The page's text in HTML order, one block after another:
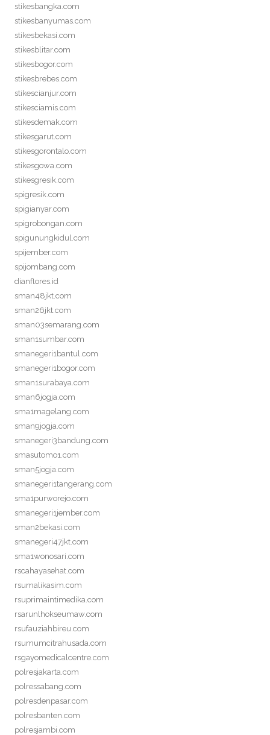
stikesbangka.com
stikesbanyumas.com
stikesbekasi.com
stikesblitar.com
stikesbogor.com
stikesbrebes.com
stikescianjur.com
stikesciamis.com
stikesdemak.com
stikesgarut.com
stikesgorontalo.com
stikesgowa.com
stikesgresik.com
spigresik.com
spigianyar.com
spigrobongan.com
spigunungkidul.com
spijember.com
spijombang.com
dianflores.id
sman48jkt.com
sman26jkt.com
sman03semarang.com
sman1sumbar.com
smanegeri1bantul.com
smanegeri1bogor.com
sman1surabaya.com
sman6jogja.com
sma1magelang.com
sman9jogja.com
smanegeri3bandung.com
smasutomo1.com
sman5jogja.com
smanegeri1tangerang.com
sma1purworejo.com
smanegeri1jember.com
sman2bekasi.com
smanegeri47jkt.com
sma1wonosari.com
rscahayasehat.com
rsumalikasim.com
rsuprimaintimedika.com
rsarunlhokseumaw.com
rsufauziahbireu.com
rsumumcitrahusada.com
rsgayomedicalcentre.com
polresjakarta.com
polressabang.com
polresdenpasar.com
polresbanten.com
polresjambi.com